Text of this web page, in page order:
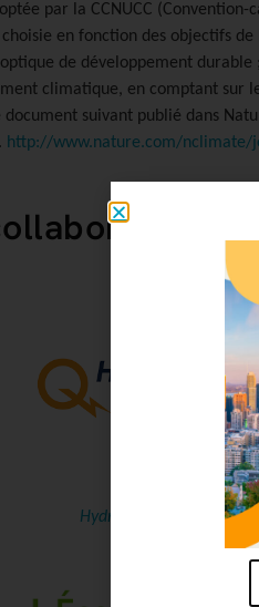
par la CCNUCC
en fonction des objectifs
optique de développement
climatique, en comptant sur
document suivant publié dans
http://www.nature.com/
Hydro-Québec